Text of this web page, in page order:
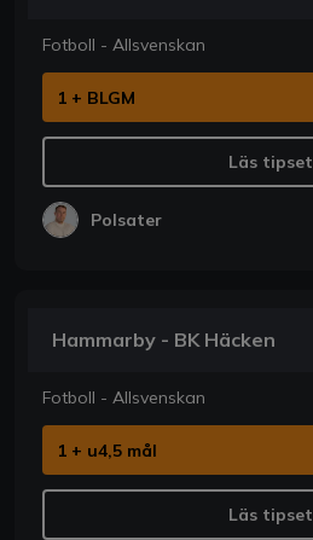
Fotboll - Allsvenskan
1 + BLGM
Läs tipset
Polsater
Hammarby - BK Häcken
Fotboll - Allsvenskan
1 + u4,5 mål
Läs tipset